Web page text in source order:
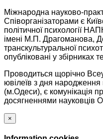
Міжнародна науково-
Співорганізаторами є
політичної психології
імені М.П. Драгоманова,
транскультуральної
опубліковані у збірниках
Проводиться щорічно
ювілеїв з дня народження
(м.Одеси), є комунікація
досягненнями науковців
×